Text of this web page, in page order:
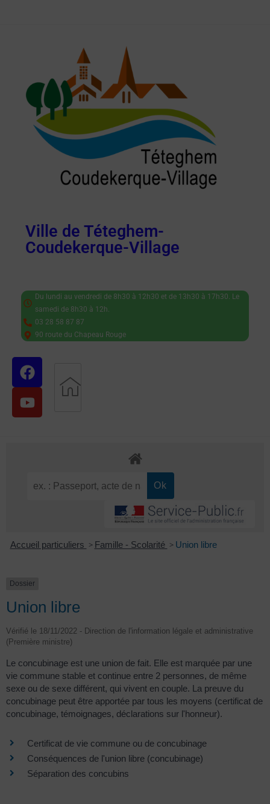
Ville de Téteghem-
Coudekerque-Village
Du lundi au vendredi de 8h30 à 12h30 et de 13h30 à 17h30. Le
samedi de 8h30 à 12h.
03 28 58 87 87
90 route du Chapeau Rouge
Accueil particuliers > Famille - Scolarité > Union libre
Dossier
Union libre
Vérifié le 18/11/2022 - Direction de l'information légale et administrative
(Première ministre)
Le concubinage est une union de fait. Elle est marquée par une
vie commune stable et continue entre 2 personnes, de même
sexe ou de sexe différent, qui vivent en couple. La preuve du
concubinage peut être apportée par tous les moyens (certificat de
concubinage, témoignages, déclarations sur l'honneur).
Certificat de vie commune ou de concubinage
Conséquences de l'union libre (concubinage)
Séparation des concubins